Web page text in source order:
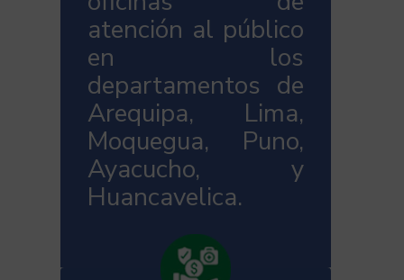
atención al público
en los
departamentos de
Arequipa, Lima,
Moquegua, Puno,
Ayacucho, y
Huancavelica.